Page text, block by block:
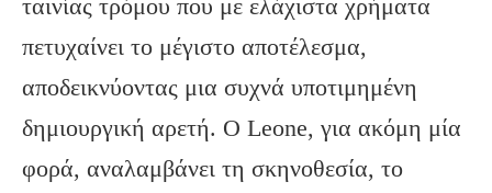
ταινίας τρόμου που με ελάχιστα χρήματα
πετυχαίνει το μέγιστο αποτέλεσμα,
αποδεικνύοντας μια συχνά υποτιμημένη
δημιουργική αρετή. Ο Leone, για ακόμη μία
φορά, αναλαμβάνει τη σκηνοθεσία, το